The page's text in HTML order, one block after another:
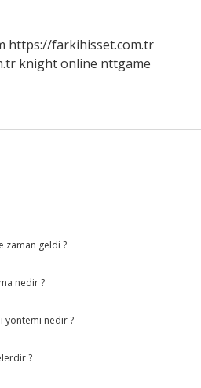
https://farkihisset.com.tr
knight online nttgame
zaman geldi ?
nedir ?
yöntemi nedir ?
?